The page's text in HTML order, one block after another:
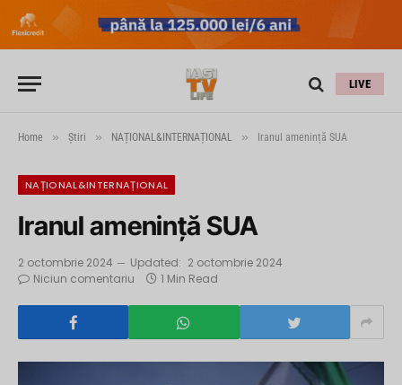
LIVE
Home » Știri » NAȚIONAL&INTERNAȚIONAL » Iranul amenință SUA
NAȚIONAL&INTERNAȚIONAL
Iranul amenință SUA
2 octombrie 2024 Updated: 2 octombrie 2024
Niciun comentariu
1 Min Read